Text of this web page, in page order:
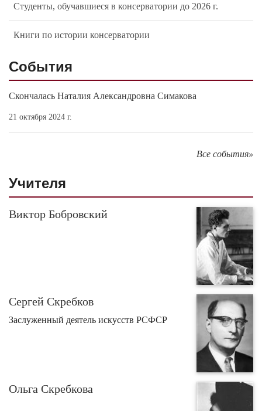
Студенты, обучавшиеся в консерватории до 2026 г.
Книги по истории консерватории
События
Скончалась Наталия Александровна Симакова
21 октября 2024 г.
Все события»
Учителя
Виктор Бобровский
Сергей Скребков
Заслуженный деятель искусств РСФСР
Ольга Скребкова